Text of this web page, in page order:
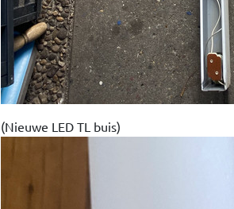
(Nieuwe LED TL buis)